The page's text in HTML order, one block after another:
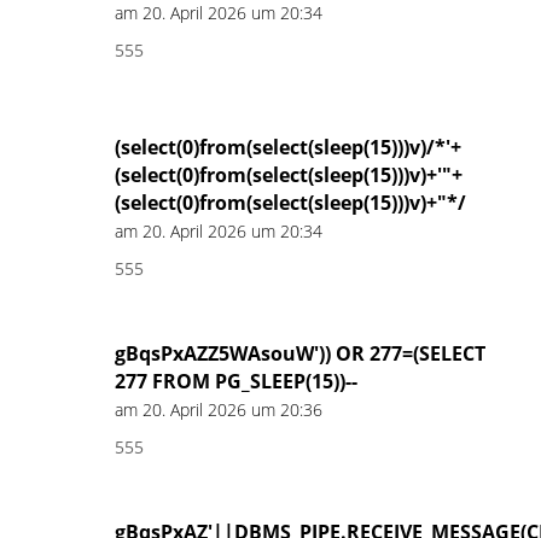
am 20. April 2026 um 20:34
555
(select(0)from(select(sleep(15)))v)/*'+
(select(0)from(select(sleep(15)))v)+'"+
(select(0)from(select(sleep(15)))v)+"*/
am 20. April 2026 um 20:34
555
gBqsPxAZZ5WAsouW')) OR 277=(SELECT
277 FROM PG_SLEEP(15))--
am 20. April 2026 um 20:36
555